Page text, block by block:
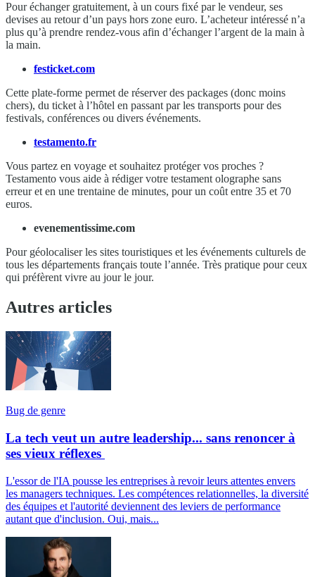
Pour échanger gratuitement, à un cours fixé par le vendeur, ses
devises au retour d’un pays hors zone euro. L’acheteur intéressé n’a
plus qu’à prendre rendez-vous afin d’échanger l’argent de la main à
la main.
festicket.com
Cette plate-forme permet de réserver des packages (donc moins
chers), du ticket à l’hôtel en passant par les transports pour des
festivals, conférences ou divers événements.
testamento.fr
Vous partez en voyage et souhaitez protéger vos proches ?
Testamento vous aide à rédiger votre testament olographe sans
erreur et en une trentaine de minutes, pour un coût entre 35 et 70
euros.
evenementissime.com
Pour géolocaliser les sites touristiques et les événements culturels de
tous les départements français toute l’année. Très pratique pour ceux
qui préfèrent vivre au jour le jour.
Autres articles
Bug de genre
La tech veut un autre leadership... sans renoncer à
ses vieux réflexes
L'essor de l'IA pousse les entreprises à revoir leurs attentes envers
les managers techniques. Les compétences relationnelles, la diversité
des équipes et l'autorité deviennent des leviers de performance
autant que d'inclusion. Oui, mais...